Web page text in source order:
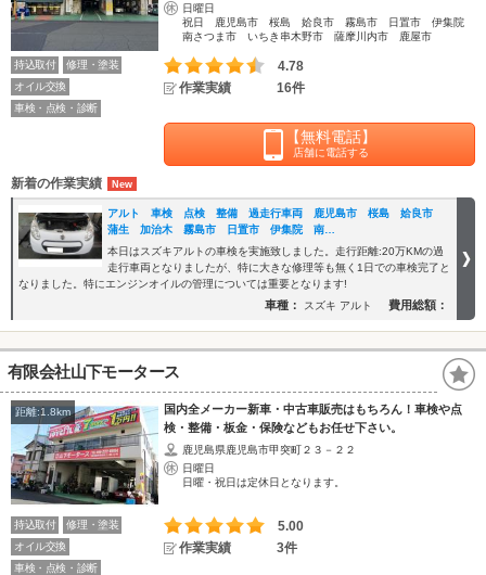
日曜日
祝日 鹿児島市 桜島 姶良市 霧島市 日置市 伊集院
南さつま市 いちき串木野市 薩摩川内市 鹿屋市
持込取付
修理・塗装
オイル交換
車検・点検・診断
4.78
作業実績
16件
【無料電話】
店舗に電話する
新着の作業実績
アルト 車検 点検 整備 過走行車両 鹿児島市 桜島 姶良市
蒲生 加治木 霧島市 日置市 伊集院 南…
本日はスズキアルトの車検を実施致しました。走行距離:20万KMの過
走行車両となりましたが、特に大きな修理等も無く1日での車検完了と
なりました。特にエンジンオイルの管理については重要となります!
車種： スズキ アルト 費用総額：
有限会社山下モータース
距離:1.8km
国内全メーカー新車・中古車販売はもちろん！車検や点
検・整備・板金・保険などもお任せ下さい。
鹿児島県鹿児島市甲突町２３－２２
日曜日
日曜・祝日は定休日となります。
持込取付
修理・塗装
オイル交換
車検・点検・診断
5.00
作業実績
3件